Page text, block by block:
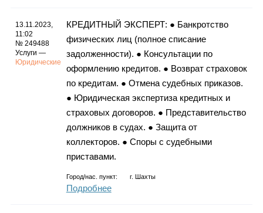
13.11.2023,
11:02
№ 249488
Услуги —
Юридические
КРЕДИТНЫЙ ЭКСПЕРТ: ● Банкротство
физических лиц (полное списание
задолженности). ● Консультации по
оформлению кредитов. ● Возврат страховок
по кредитам. ● Отмена судебных приказов.
● Юридическая экспертиза кредитных и
страховых договоров. ● Представительство
должников в судах. ● Защита от
коллекторов. ● Споры с судебными
приставами.
Город/нас. пункт: г. Шахты
Подробнее